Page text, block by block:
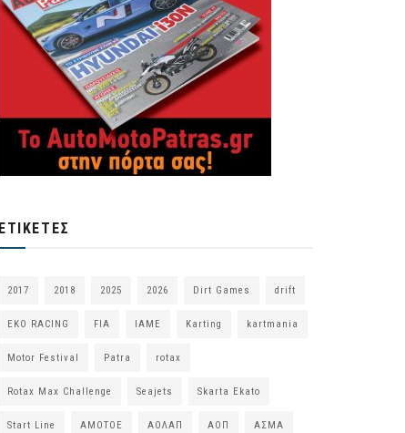
ΕΤΙΚΈΤΕΣ
2017 2018 2025 2026 Dirt Games drift
EKO RACING FIA IAME Karting kartmania
Motor Festival Patra rotax
Rotax Max Challenge Seajets Skarta Ekato
Start Line ΑΜΟΤΟΕ ΑΟΛΑΠ ΑΟΠ ΑΣΜΑ